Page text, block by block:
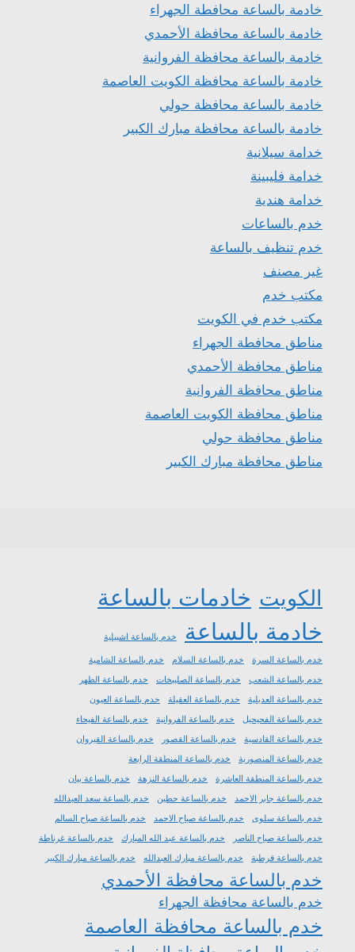
خادمة بالساعة محافطة الجهراء
خادمة بالساعة محافظة الأحمدي
خادمة بالساعة محافظة الفروانية
خادمة بالساعة محافظة الكويت العاصمة
خادمة بالساعة محافظة حولي
خادمة بالساعة محافظة مبارك الكبير
خدامة سيلانية
خدامة فليبينة
خدامة هندية
خدم بالساعات
خدم تنظيف بالساعة
غير مصنف
مكتب خدم
مكتب خدم في الكويت
مناطق محافطة الجهراء
مناطق محافظة الأحمدي
مناطق محافظة الفروانية
مناطق محافظة الكويت العاصمة
مناطق محافظة حولي
مناطق محافظة مبارك الكبير
الكويت خادمات بالساعة
خادمة بالساعة
خدم بالساعة اشبيلية
خدم بالساعة السرة خدم بالساعة السلام
خدم بالساعة الشامية
خدم بالساعة الشعب
خدم بالساعة الصليبخات
خدم بالساعة الظهر
خدم بالساعة العديلية
خدم بالساعة العقيلة
خدم بالساعة العيون
خدم بالساعة الفحيحيل
خدم بالساعة الفروانية
خدم بالساعة الفيحاء
خدم بالساعة القادسية
خدم بالساعة القصور
خدم بالساعة القيروان
خدم بالساعة المنصورية
خدم بالساعة المنطقة الرابعة
خدم بالساعة المنطقة العاشرة
خدم بالساعة النزهة
خدم بالساعة بيان
خدم بالساعة جابر الاحمد
خدم بالساعة حطين
خدم بالساعة سعد العبدالله
خدم بالساعة سلوى
خدم بالساعة صباح الاحمد
خدم بالساعة صباح السالم
خدم بالساعة صباح الناصر
خدم بالساعة عبد الله المبارك
خدم بالساعة غرناطة
خدم بالساعة قرطبة
خدم بالساعة مبارك العبدالله خدم بالساعة مبارك الكبير
خدم بالساعة محافظة الأحمدي
خدم بالساعة محافظة الجهراء
خدم بالساعة محافظة العاصمة